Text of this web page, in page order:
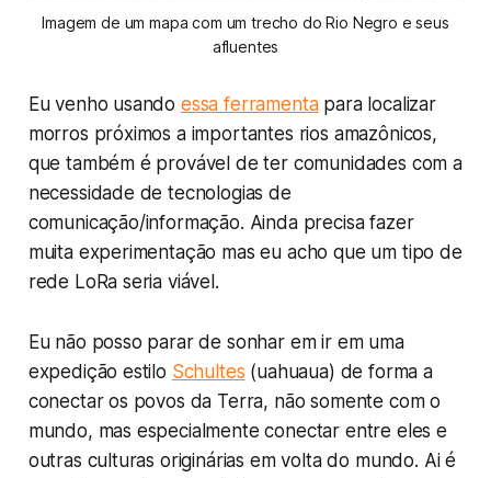
Imagem de um mapa com um trecho do Rio Negro e seus
afluentes
Eu venho usando essa ferramentapara localizar
morros próximos a importantes rios amazônicos,
que também é provável de ter comunidades com a
necessidade de tecnologias de
comunicação/informação. Ainda precisa fazer
muita experimentação mas eu acho que um tipo de
rede LoRa seria viável.
Eu não posso parar de sonhar em ir em uma
expedição estilo Schultes (uahuaua) de forma a
conectar os povos da Terra, não somente com o
mundo, mas especialmente conectar entre eles e
outras culturas originárias em volta do mundo. Ai é